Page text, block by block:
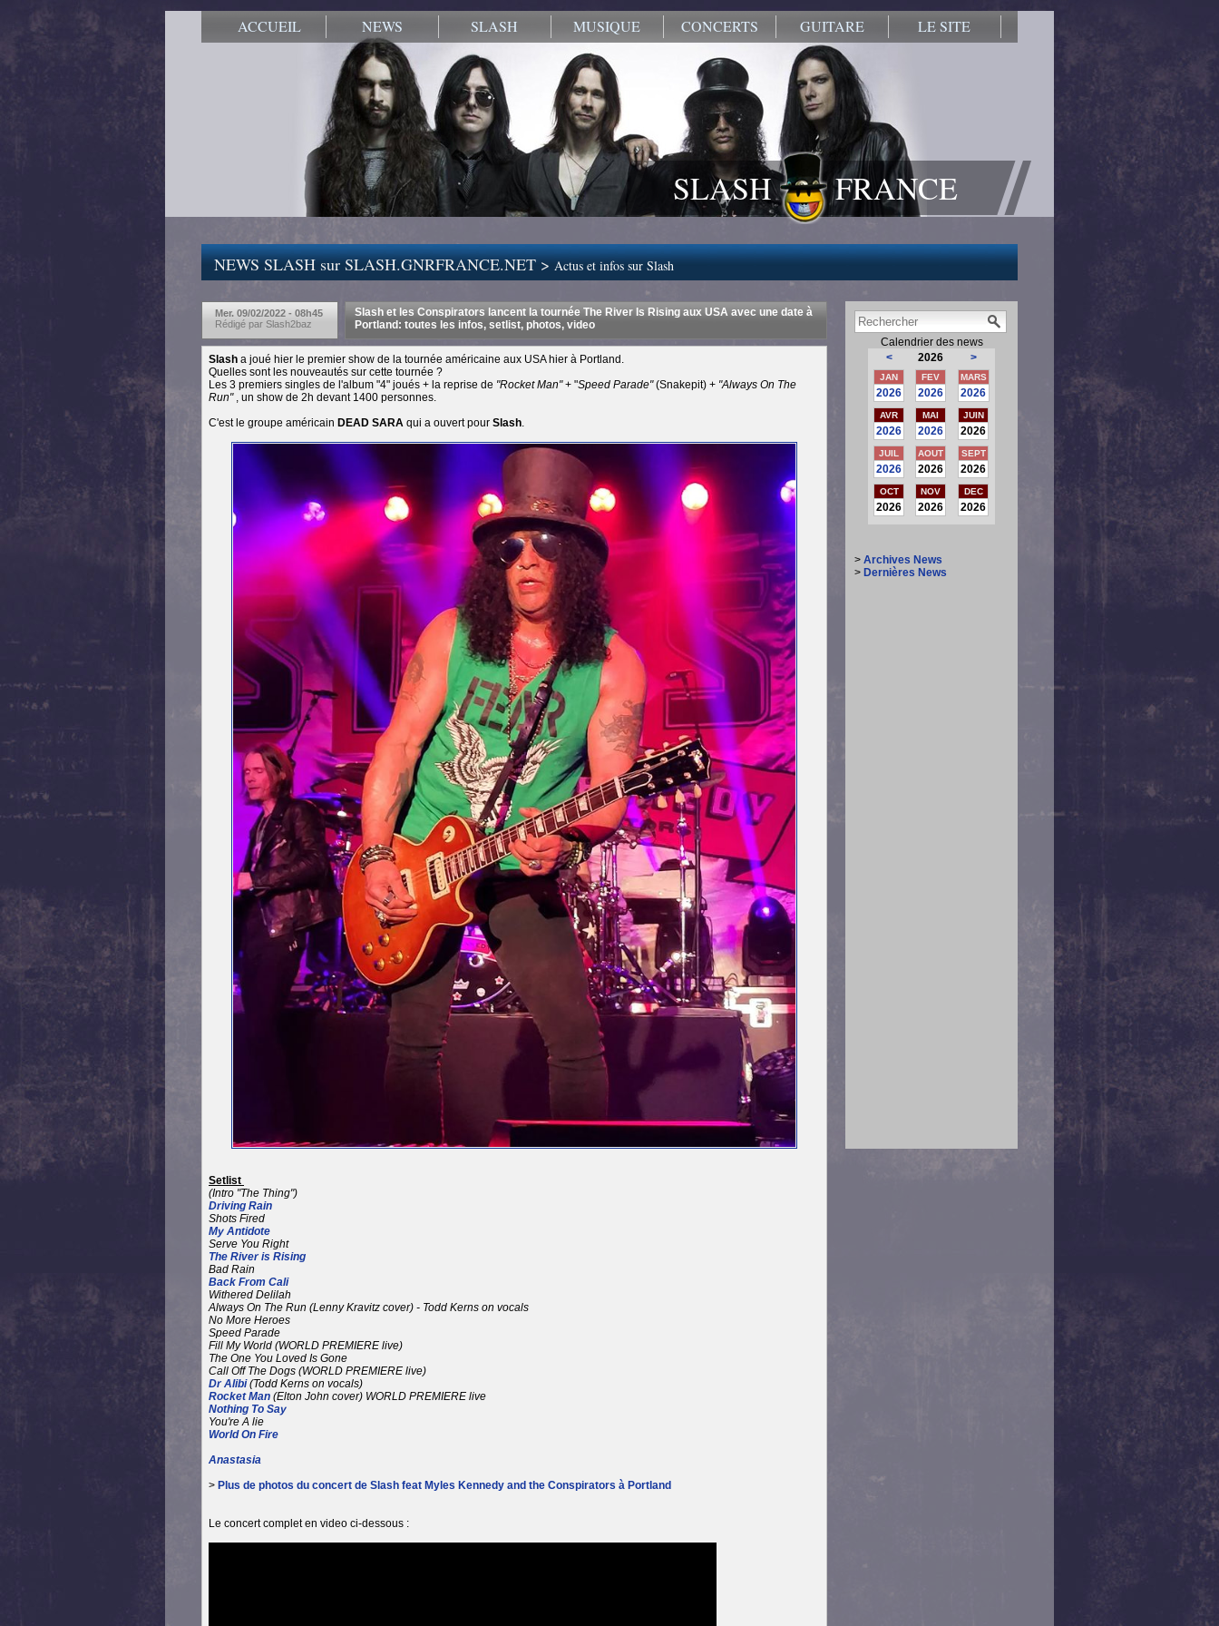
ACCUEIL NEWS SLASH MUSIQUE CONCERTS GUITARE LE SITE
SLASH FRANCE
NEWS SLASH sur SLASH.GNRFRANCE.NET >Actus et infos sur Slash
Mer. 09/02/2022 - 08h45
Rédigé par Slash2baz
Slash et les Conspirators lancent la tournée The River Is Rising aux USA avec une date à
Portland: toutes les infos, setlist, photos, video
Slash a joué hier le premier show de la tournée américaine aux USA hier à Portland.
Quelles sont les nouveautés sur cette tournée ?
Les 3 premiers singles de l'album "4" joués + la reprise de "Rocket Man"+ "Speed Parade"(Snakepit) + "Always On The
Run", un show de 2h devant 1400 personnes.
C'est le groupe américain DEAD SARA qui a ouvert pour Slash.
Setlist
(Intro "The Thing")
Driving Rain
Shots Fired
My Antidote
Serve You Right
The River is Rising
Bad Rain
Back From Cali
Withered Delilah
Always On The Run (Lenny Kravitz cover) - Todd Kerns on vocals
No More Heroes
Speed Parade
Fill My World (WORLD PREMIERE live)
The One You Loved Is Gone
Call Off The Dogs (WORLD PREMIERE live)
Dr Alibi(Todd Kerns on vocals)
Rocket Man (Elton John cover) WORLD PREMIERE live
Nothing To Say
You're A lie
World On Fire
Anastasia
> Plus de photos du concert de Slash feat Myles Kennedy and the Conspirators à Portland
Le concert complet en video ci-dessous :
Calendrier des news
<
2026 >
JAN
2026
FEV
2026
MARS
2026
AVR
2026
MAI
2026
JUIN
2026
JUIL
2026
AOUT
2026
SEPT
2026
OCT
2026
NOV
2026
DEC
2026
> Archives News
> Dernières News